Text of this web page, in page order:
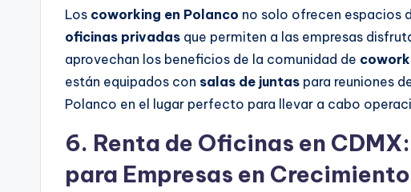
Los coworking en Polanco no solo ofrecen espacios
oficinas privadas que permiten a las empresas
aprovechan los beneficios de la comunidad de
están equipados con salas de juntas para reuniones
Polanco en el lugar perfecto para llevar a cabo
6. Renta de Oficinas en
para Empresas en Crecimiento